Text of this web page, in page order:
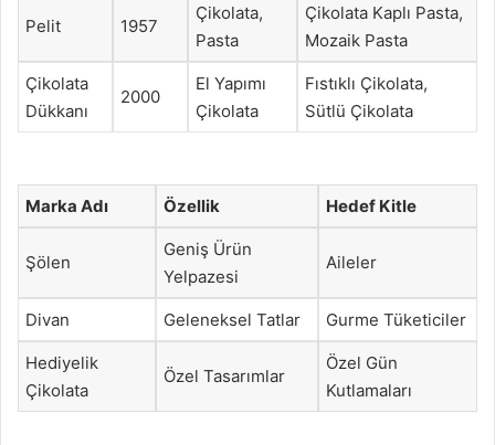
Pelit 1957
Çikolata,
Pasta
Çikolata Kaplı Pasta,
Mozaik Pasta
Çikolata
Dükkanı
2000
El Yapımı
Çikolata
Fıstıklı Çikolata,
Sütlü Çikolata
Marka Adı Özellik Hedef Kitle
Şölen
Geniş Ürün
Yelpazesi
Aileler
Divan Geleneksel Tatlar Gurme Tüketiciler
Hediyelik
Çikolata
Özel Tasarımlar
Özel Gün
Kutlamaları